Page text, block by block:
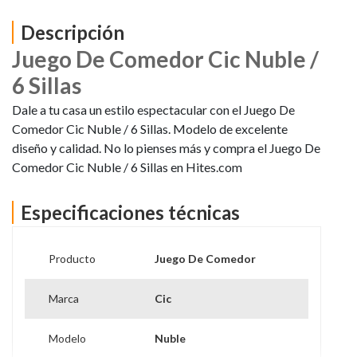
Descripción
Juego De Comedor Cic Nuble /
6 Sillas
Dale a tu casa un estilo espectacular con el Juego De
Comedor Cic Nuble / 6 Sillas. Modelo de excelente
diseño y calidad. No lo pienses más y compra el Juego De
Comedor Cic Nuble / 6 Sillas en Hites.com
Especificaciones técnicas
Producto Juego De Comedor
Marca Cic
Modelo Nuble